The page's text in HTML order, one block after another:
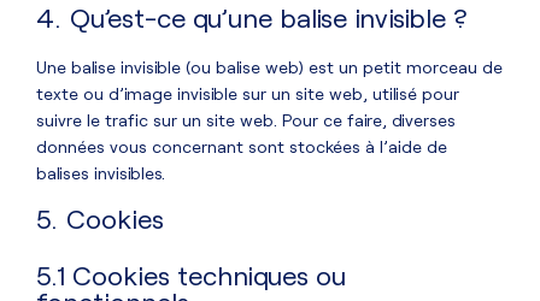
4. Qu’est-ce qu’une balise invisible ?
Une balise invisible (ou balise web) est un petit morceau de
texte ou d’image invisible sur un site web, utilisé pour
suivre le trafic sur un site web. Pour ce faire, diverses
données vous concernant sont stockées à l’aide de
balises invisibles.
5. Cookies
5.1 Cookies techniques ou